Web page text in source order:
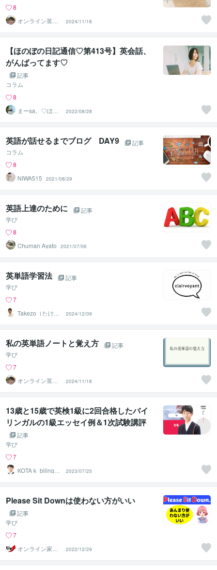
8
オンライン英会
話講師Hazuki
2024/11/18
【ほのぼの日記通信♡第413号】英会話、
がんばってます♡
記事
コラム
8
まーsa。♡ほの
ぼのブログ毎日
配信♡
2022/08/28
英語が話せるまでブログ DAY9
記事
コラム
8
NIWA515
2021/08/29
英語上達のために
記事
学び
8
Chuman Ayato
2021/07/06
英単語学習法
記事
学び
7
Takezo（たけぞ
2024/12/09
私の英単語ノートと覚え方
記事
学び
7
オンライン英会
話講師Hazuki
2024/11/18
13歳と15歳で英検1級に2回合格したバイ
リンガルの1級エッセイ例＆1次試験講評
記事
学び
7
KOTA k_bilingua
2023/07/25
Please Sit Downは使わない方がいい
記事
学び
7
オンライン家庭
教師のUp先生
2022/12/29